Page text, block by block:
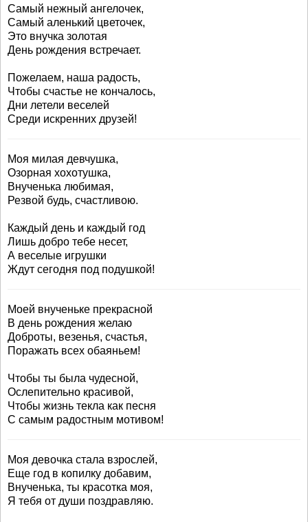
Самый нежный ангелочек,
Самый аленький цветочек,
Это внучка золотая
День рождения встречает.
Пожелаем, наша радость,
Чтобы счастье не кончалось,
Дни летели веселей
Среди искренних друзей!
Моя милая девчушка,
Озорная хохотушка,
Внученька любимая,
Резвой будь, счастливою.
Каждый день и каждый год
Лишь добро тебе несет,
А веселые игрушки
Ждут сегодня под подушкой!
Моей внученьке прекрасной
В день рождения желаю
Доброты, везенья, счастья,
Поражать всех обаяньем!
Чтобы ты была чудесной,
Ослепительно красивой,
Чтобы жизнь текла как песня
С самым радостным мотивом!
Моя девочка стала взрослей,
Еще год в копилку добавим,
Внученька, ты красотка моя,
Я тебя от души поздравляю.